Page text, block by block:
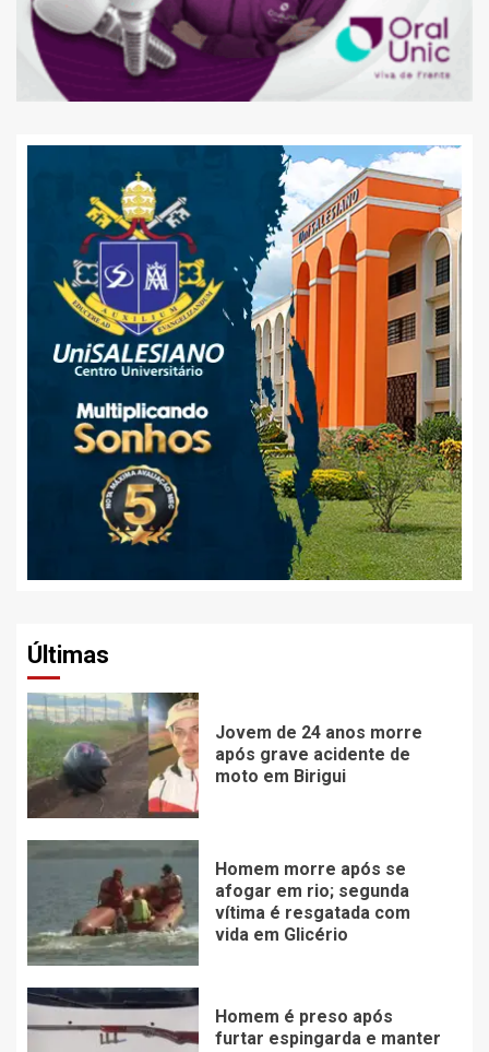
Últimas
Jovem de 24 anos morre
após grave acidente de
moto em Birigui
Homem morre após se
afogar em rio; segunda
vítima é resgatada com
vida em Glicério
Homem é preso após
furtar espingarda e manter